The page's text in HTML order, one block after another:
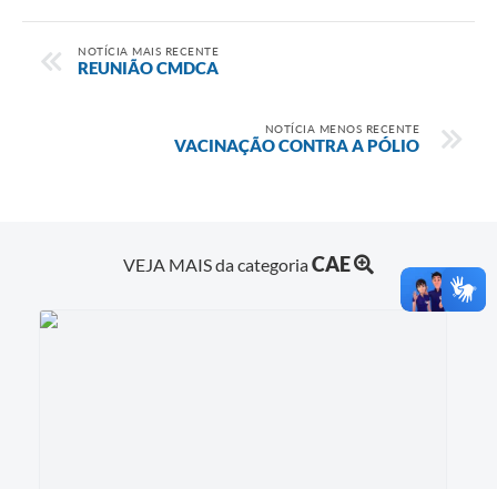
NOTÍCIA MAIS RECENTE
REUNIÃO CMDCA
NOTÍCIA MENOS RECENTE
VACINAÇÃO CONTRA A PÓLIO
VEJA MAIS da categoriaCAE